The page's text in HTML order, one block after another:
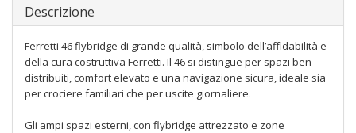
Descrizione
Ferretti 46 flybridge di grande qualità, simbolo dell’affidabilità e
della cura costruttiva Ferretti. Il 46 si distingue per spazi ben
distribuiti, comfort elevato e una navigazione sicura, ideale sia
per crociere familiari che per uscite giornaliere.
Gli ampi spazi esterni, con flybridge attrezzato e zone